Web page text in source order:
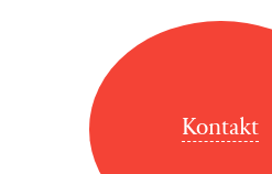
Kontakt